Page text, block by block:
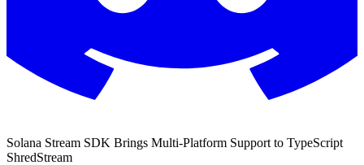
Solana Stream SDK Brings Multi-Platform Support to TypeScript
ShredStream